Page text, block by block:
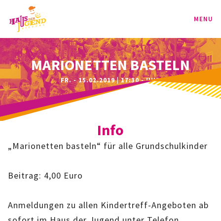
MENU
PROGRAMM
KINDER
JUGEND
BAG-CLASSIC
MARIONETTEN BASTELN
FR. - 15.02.2019 | 17:30 - UHR
Info
„Marionetten basteln“ für alle Grundschulkinder
Beitrag: 4,00 Euro
Anmeldungen zu allen Kindertreff-Angeboten ab